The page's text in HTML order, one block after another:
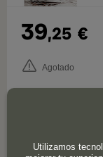
39,25 €
Agotado
Utilizamos